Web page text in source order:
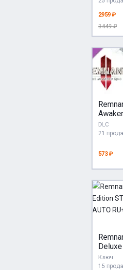
2959 ₽
3449 ₽
[RU
DLC
21
573 ₽
STEAM
AUTO
Ключ
15